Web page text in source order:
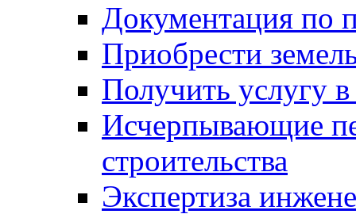
Документация по
Приобрести
Получить услугу в
Исчерпывающие
строительства
Экспертиза